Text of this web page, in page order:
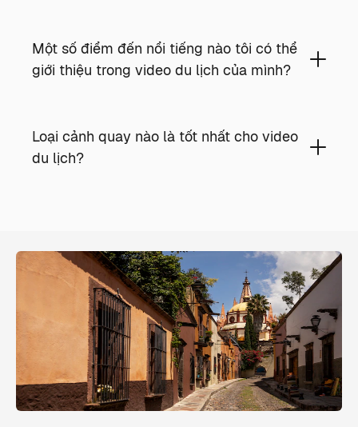
Một số điểm đến nổi tiếng nào tôi có thể
giới thiệu trong video du lịch của mình?
Loại cảnh quay nào là tốt nhất cho video
du lịch?